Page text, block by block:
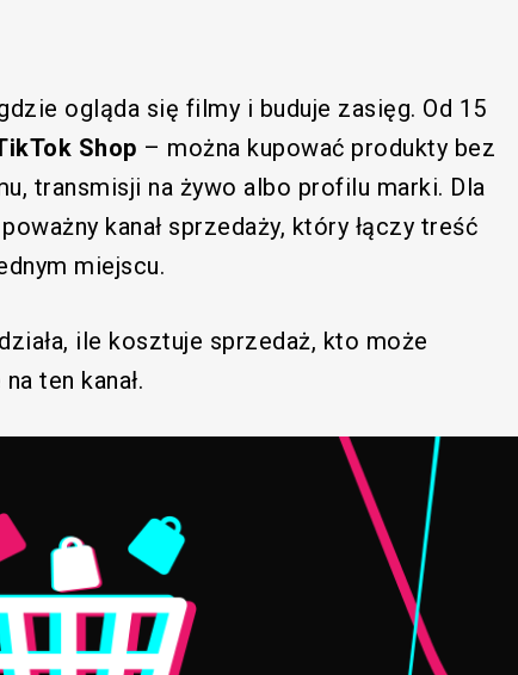
ogląda się filmy i buduje zasięg. Od 15
Shop – można kupować produkty bez
transmisji na żywo albo profilu marki. Dla
kanał sprzedaży, który łączy treść
miejscu.
ile kosztuje sprzedaż, kto może
ten kanał.